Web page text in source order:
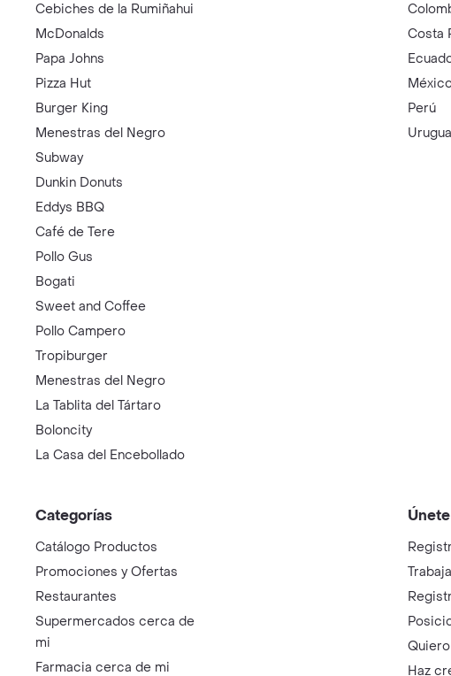
Cebiches de la Rumiñahui
McDonalds
Papa Johns
Pizza Hut
Burger King
Menestras del Negro
Subway
Dunkin Donuts
Eddys BBQ
Café de Tere
Pollo Gus
Bogati
Sweet and Coffee
Pollo Campero
Tropiburger
Menestras del Negro
La Tablita del Tártaro
Boloncity
La Casa del Encebollado
Costa
Perú
Categorías
Catálogo Productos
Promociones y Ofertas
Restaurantes
Supermercados cerca de
mi
Farmacia cerca de mi
Haz